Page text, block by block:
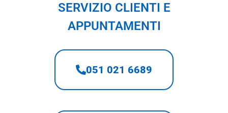
SERVIZIO CLIENTI E
APPUNTAMENTI
051 021 6689